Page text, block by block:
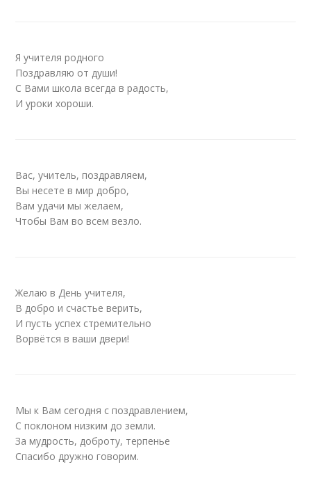
Я учителя родного
Поздравляю от души!
С Вами школа всегда в радость,
И уроки хороши.
Вас, учитель, поздравляем,
Вы несете в мир добро,
Вам удачи мы желаем,
Чтобы Вам во всем везло.
Желаю в День учителя,
В добро и счастье верить,
И пусть успех стремительно
Ворвётся в ваши двери!
Мы к Вам сегодня с поздравлением,
С поклоном низким до земли.
За мудрость, доброту, терпенье
Спасибо дружно говорим.